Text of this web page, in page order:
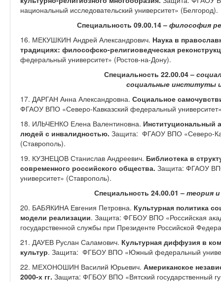
национальный исследовательский университет» (Белгород).
Специальность 09.00.14 – философия
16. МЕКУШКИН Андрей Александрович. Наука в
традициях: философско-религиоведческая
федеральный университет» (Ростов-на-Дону).
Специальность 22.00.04 –
социальные институты
17. ДАРГАН Анна Александровна. Социальное
ФГАОУ ВПО «Северо-Кавказский федеральный
18. ИЛЬЧЕНКО Елена Валентиновна. Институциональный
людей с инвалидностью. Защита: ФГАОУ ВПО «Северо-
(Ставрополь).
19. КУЗНЕЦОВ Станислав Андреевич. Библиотека в
современного российского общества. Защита: ФГАОУ
университет» (Ставрополь).
Специальность 24.00.01 – теория
20. БАБЯКИНА Евгения Петровна. Культурная политика
модели реализации. Защита: ФГБОУ ВПО «Российская
государственной службы при Президенте Российской
21. ДАУЕВ Руслан Саламович. Культурная диффузия в
культур. Защита: ФГБОУ ВПО «Южный федеральный
22. МЕХОНОШИН Василий Юрьевич. Американское
2000-х гг. Защита: ФГБОУ ВПО «Вятский государственный